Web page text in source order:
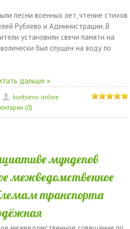
песни военных лет, чтение стихов
Рублево и Администрации. В
установили свечи памяти на
был спущен на воду по
дальше »
kuntsevo-online
(0)
мундепов
межведомственное
транспорта